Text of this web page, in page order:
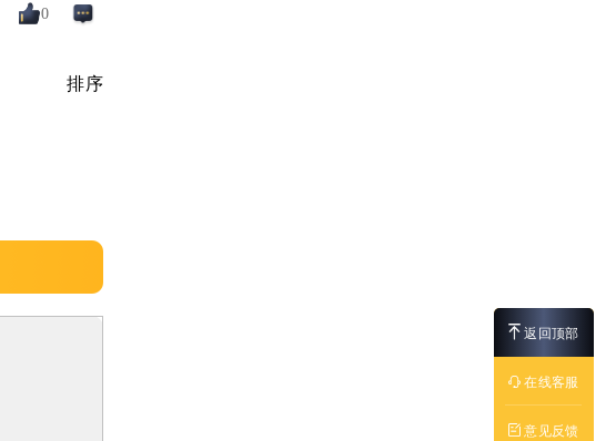
0
排序
返回顶部
在线客服
意见反馈